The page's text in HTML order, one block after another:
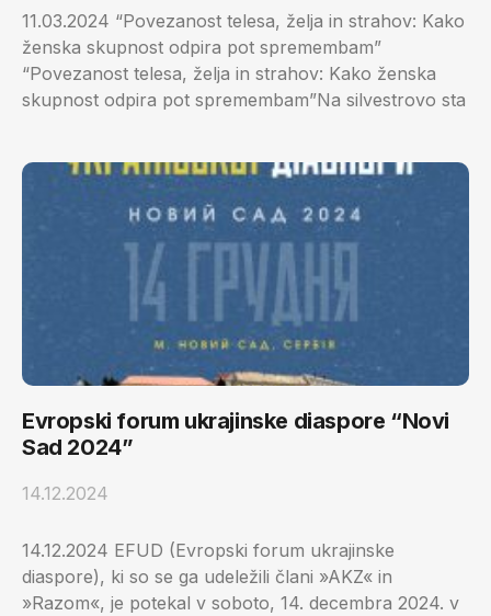
11.03.2024 “Povezanost telesa, želja in strahov: Kako
ženska skupnost odpira pot spremembam”
“Povezanost telesa, želja in strahov: Kako ženska
skupnost odpira pot spremembam”Na silvestrovo sta
Evropski forum ukrajinske diaspore “Novi
Sad 2024”
14.12.2024
14.12.2024 EFUD (Evropski forum ukrajinske
diaspore), ki so se ga udeležili člani »AKZ« in
»Razom«, je potekal v soboto, 14. decembra 2024. v